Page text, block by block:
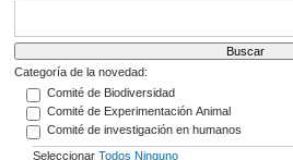
Categoría de la novedad:
Comité de Biodiversidad
Comité de Experimentación Animal
Comité de investigación en humanos
Seleccionar Todos Ninguno